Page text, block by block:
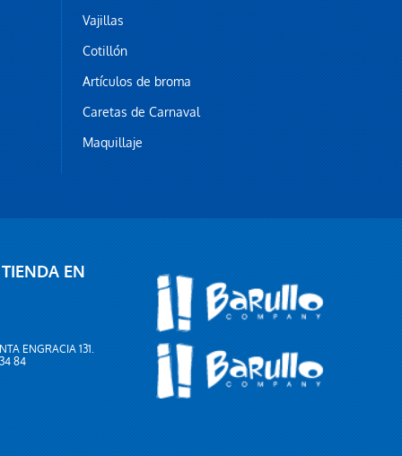
Vajillas
Cotillón
Artículos de broma
Caretas de Carnaval
Maquillaje
EN
ENGRACIA 131.
84